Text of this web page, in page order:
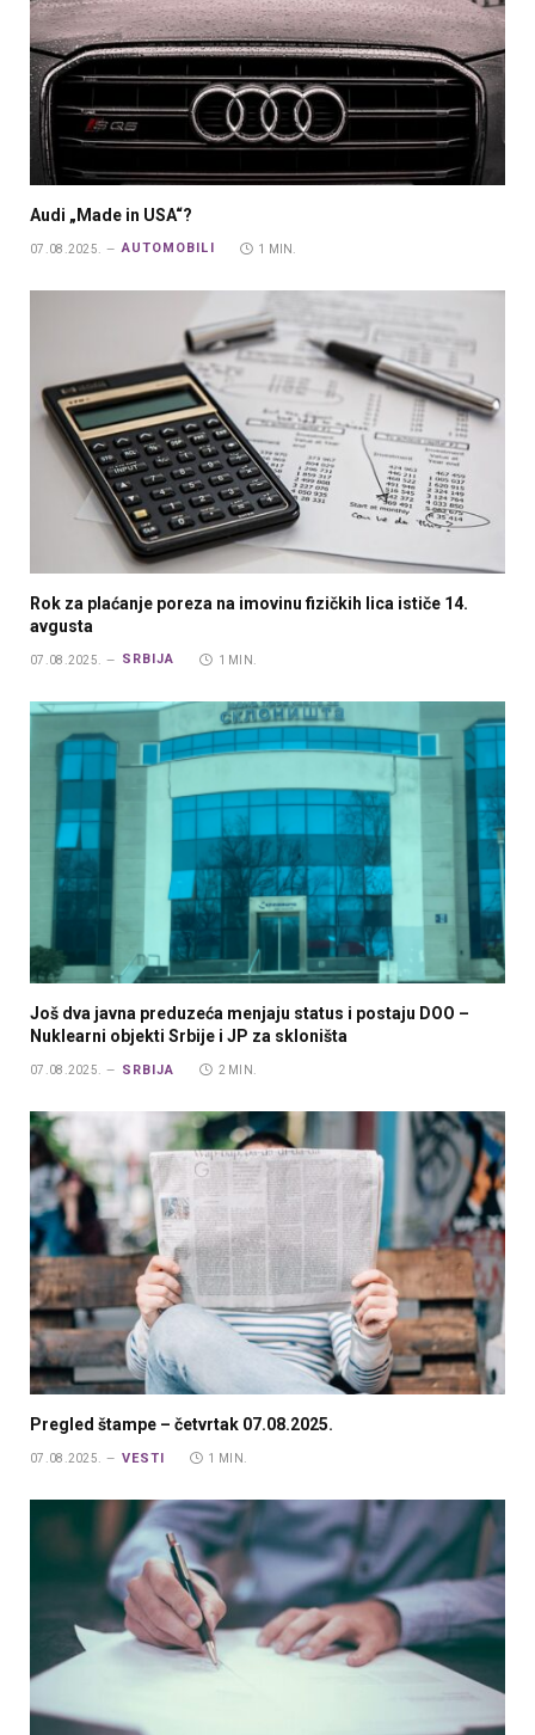
Audi „Made in USA“?
07.08.2025. AUTOMOBILI 1 MIN.
Rok za plaćanje poreza na imovinu fizičkih lica ističe 14.
avgusta
07.08.2025. SRBIJA 1 MIN.
Još dva javna preduzeća menjaju status i postaju DOO –
Nuklearni objekti Srbije i JP za skloništa
07.08.2025. SRBIJA 2 MIN.
Pregled štampe – četvrtak 07.08.2025.
07.08.2025. VESTI 1 MIN.